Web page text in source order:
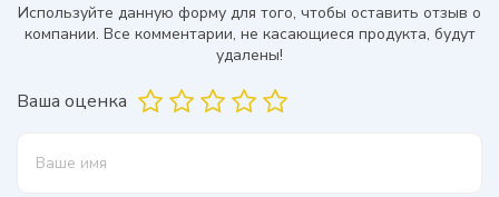
Используйте данную форму для того, чтобы оставить отзыв о
компании. Все комментарии, не касающиеся продукта, будут
удалены!
Ваша оценка